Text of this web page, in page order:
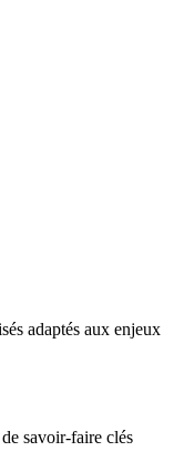
adaptés aux enjeux
savoir-faire clés